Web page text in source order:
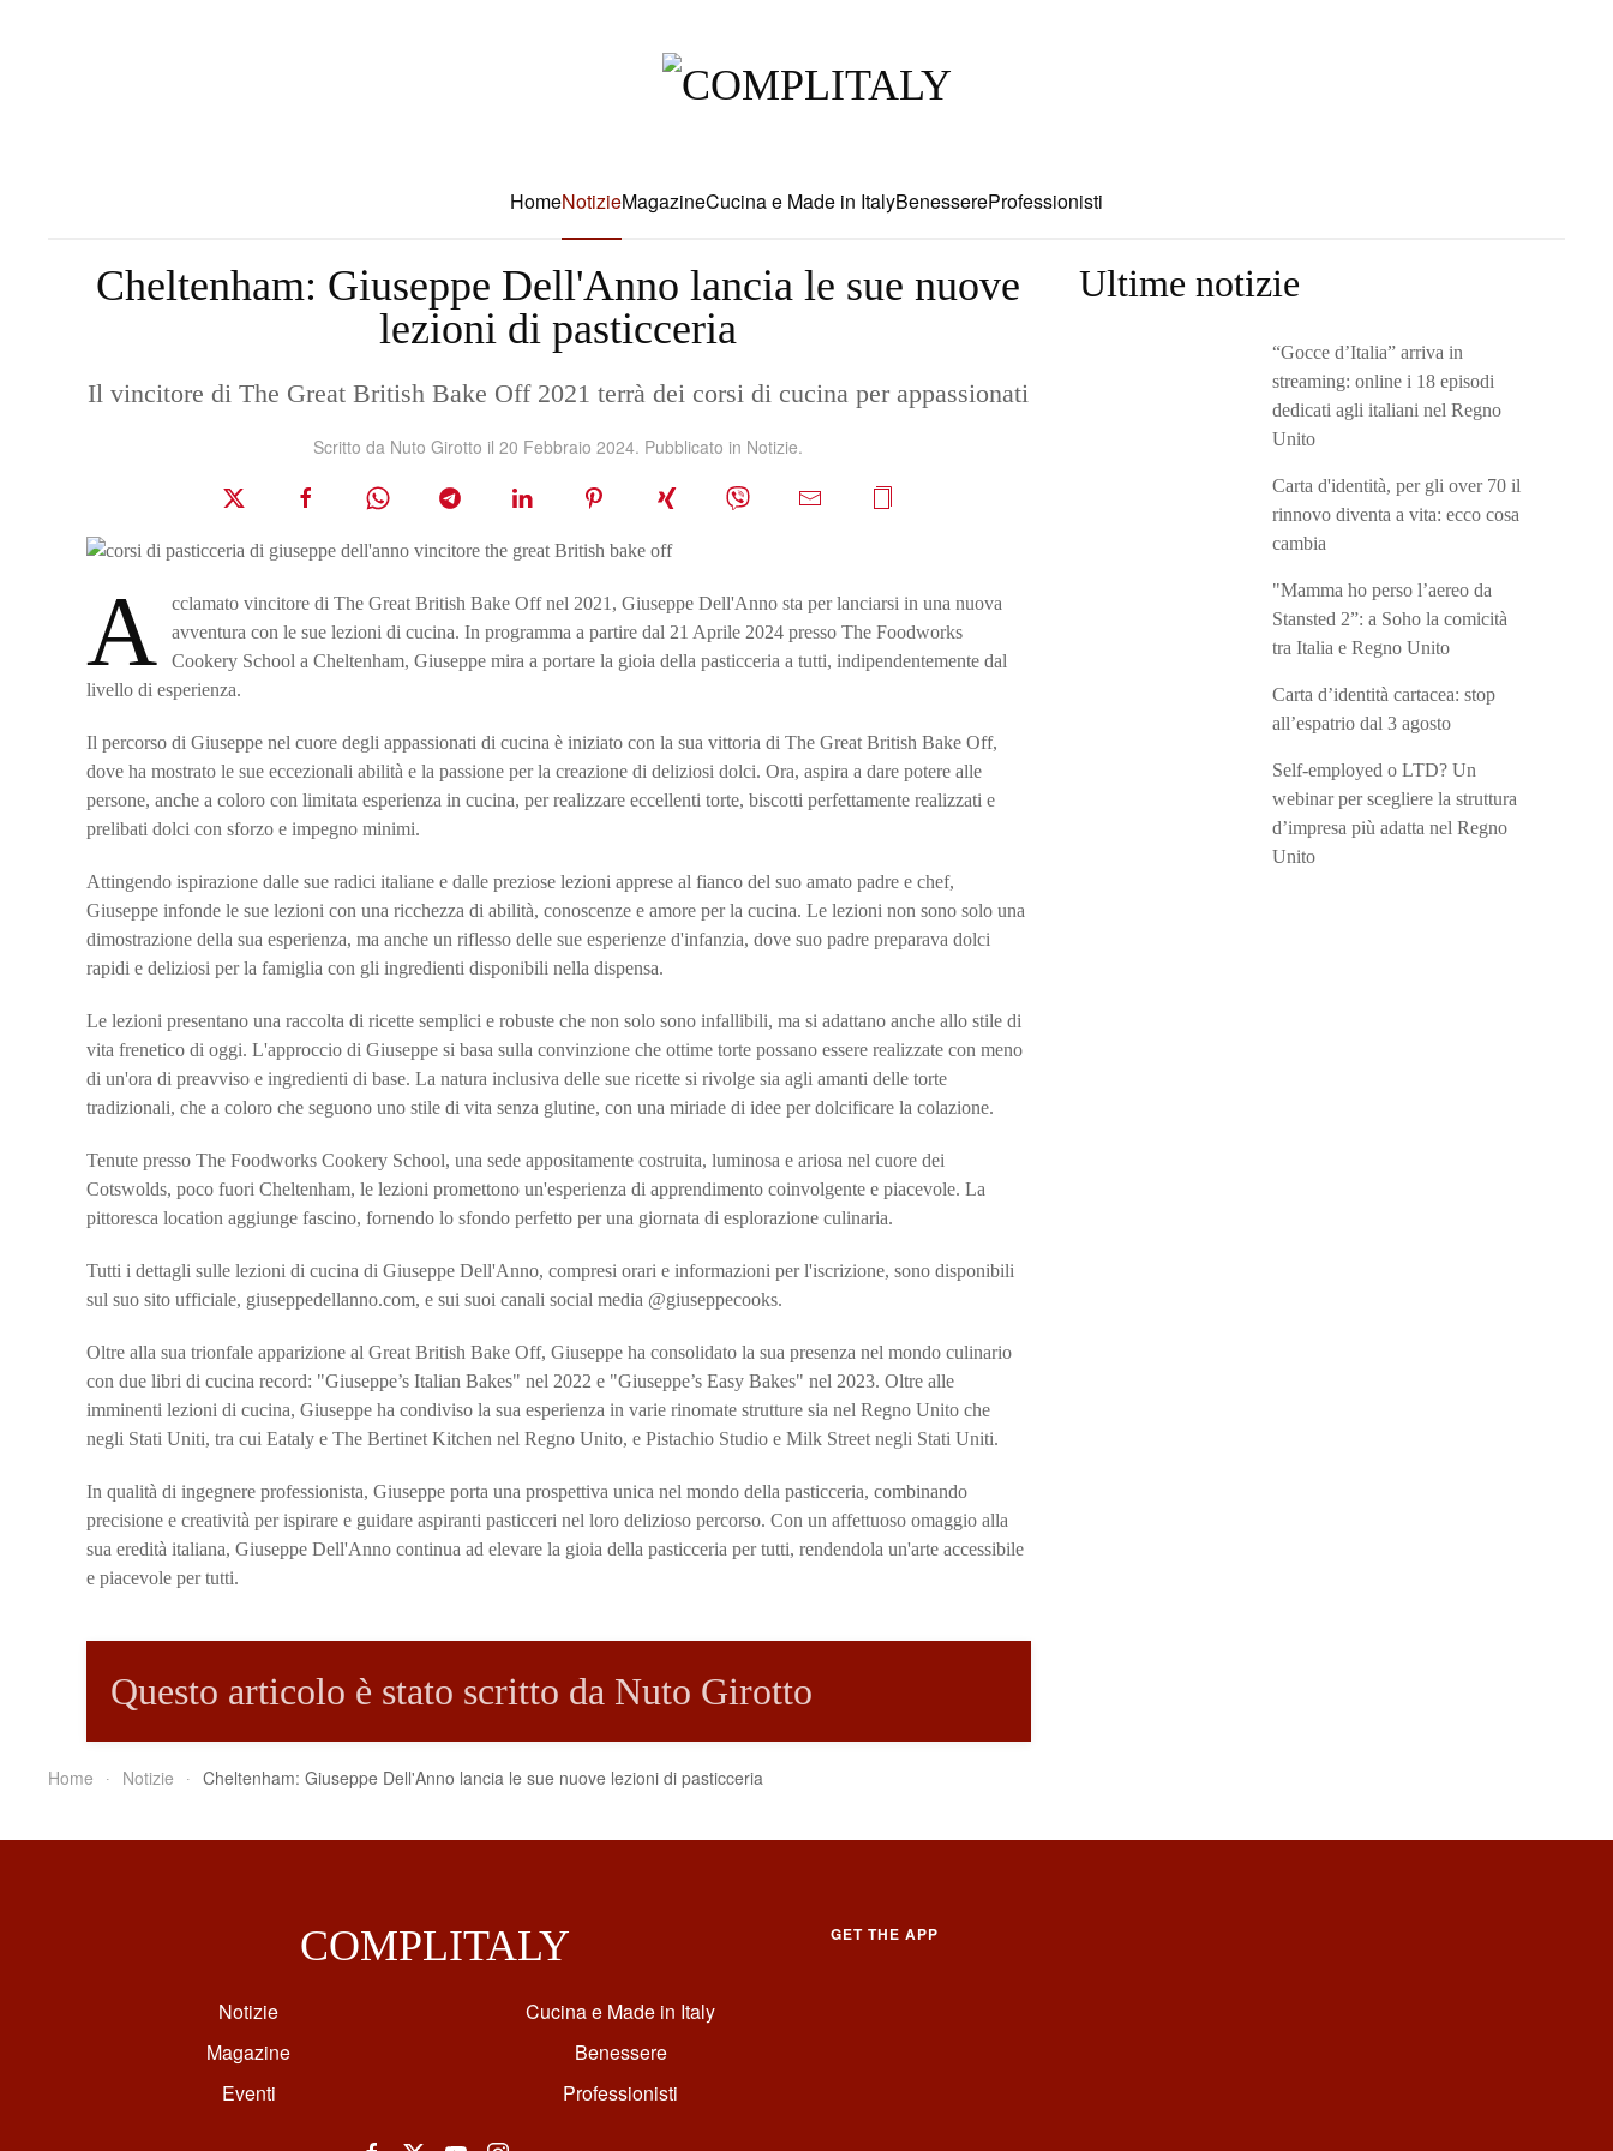
HomeNotizieMagazineCucina e Made in ItalyBenessereProfessionisti
Cheltenham: Giuseppe Dell'Anno lancia le sue nuove
lezioni di pasticceria
Il vincitore di The Great British Bake Off 2021 terrà dei corsi di cucina per appassionati
Scritto da Nuto Girotto il20 Febbraio 2024. Pubblicato in Notizie.
A
cclamato vincitore di The Great British Bake Off nel 2021, Giuseppe Dell'Anno sta per lanciarsi in una nuova
avventura con le sue lezioni di cucina. In programma a partire dal 21 Aprile 2024 presso The Foodworks
Cookery School a Cheltenham, Giuseppe mira a portare la gioia della pasticceria a tutti, indipendentemente dal
livello di esperienza.
Il percorso di Giuseppe nel cuore degli appassionati di cucina è iniziato con la sua vittoria di The Great British Bake Off,
dove ha mostrato le sue eccezionali abilità e la passione per la creazione di deliziosi dolci. Ora, aspira a dare potere alle
persone, anche a coloro con limitata esperienza in cucina, per realizzare eccellenti torte, biscotti perfettamente realizzati e
prelibati dolci con sforzo e impegno minimi.
Attingendo ispirazione dalle sue radici italiane e dalle preziose lezioni apprese al fianco del suo amato padre e chef,
Giuseppe infonde le sue lezioni con una ricchezza di abilità, conoscenze e amore per la cucina. Le lezioni non sono solo una
dimostrazione della sua esperienza, ma anche un riflesso delle sue esperienze d'infanzia, dove suo padre preparava dolci
rapidi e deliziosi per la famiglia con gli ingredienti disponibili nella dispensa.
Le lezioni presentano una raccolta di ricette semplici e robuste che non solo sono infallibili, ma si adattano anche allo stile di
vita frenetico di oggi. L'approccio di Giuseppe si basa sulla convinzione che ottime torte possano essere realizzate con meno
di un'ora di preavviso e ingredienti di base. La natura inclusiva delle sue ricette si rivolge sia agli amanti delle torte
tradizionali, che a coloro che seguono uno stile di vita senza glutine, con una miriade di idee per dolcificare la colazione.
Tenute presso The Foodworks Cookery School, una sede appositamente costruita, luminosa e ariosa nel cuore dei
Cotswolds, poco fuori Cheltenham, le lezioni promettono un'esperienza di apprendimento coinvolgente e piacevole. La
pittoresca location aggiunge fascino, fornendo lo sfondo perfetto per una giornata di esplorazione culinaria.
Tutti i dettagli sulle lezioni di cucina di Giuseppe Dell'Anno, compresi orari e informazioni per l'iscrizione, sono disponibili
sul suo sito ufficiale, giuseppedellanno.com, e sui suoi canali social media @giuseppecooks.
Oltre alla sua trionfale apparizione al Great British Bake Off, Giuseppe ha consolidato la sua presenza nel mondo culinario
con due libri di cucina record: "Giuseppe’s Italian Bakes" nel 2022 e "Giuseppe’s Easy Bakes" nel 2023. Oltre alle
imminenti lezioni di cucina, Giuseppe ha condiviso la sua esperienza in varie rinomate strutture sia nel Regno Unito che
negli Stati Uniti, tra cui Eataly e The Bertinet Kitchen nel Regno Unito, e Pistachio Studio e Milk Street negli Stati Uniti.
In qualità di ingegnere professionista, Giuseppe porta una prospettiva unica nel mondo della pasticceria, combinando
precisione e creatività per ispirare e guidare aspiranti pasticceri nel loro delizioso percorso. Con un affettuoso omaggio alla
sua eredità italiana, Giuseppe Dell'Anno continua ad elevare la gioia della pasticceria per tutti, rendendola un'arte accessibile
e piacevole per tutti.
Questo articolo è stato scritto da Nuto Girotto
Ultime notizie
“Gocce d’Italia” arriva in
streaming: online i 18 episodi
dedicati agli italiani nel Regno
Unito
Carta d'identità, per gli over 70 il
rinnovo diventa a vita: ecco cosa
cambia
"Mamma ho perso l’aereo da
Stansted 2”: a Soho la comicità
tra Italia e Regno Unito
Carta d’identità cartacea: stop
all’espatrio dal 3 agosto
Self-employed o LTD? Un
webinar per scegliere la struttura
d’impresa più adatta nel Regno
Unito
Home Notizie Cheltenham: Giuseppe Dell'Anno lancia le sue nuove lezioni di pasticceria
COMPLITALY
Notizie
Magazine
Eventi
Cucina e Made in Italy
Benessere
Professionisti
GET THE APP